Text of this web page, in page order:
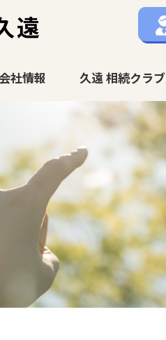
会社情報 久遠 相続クラブ